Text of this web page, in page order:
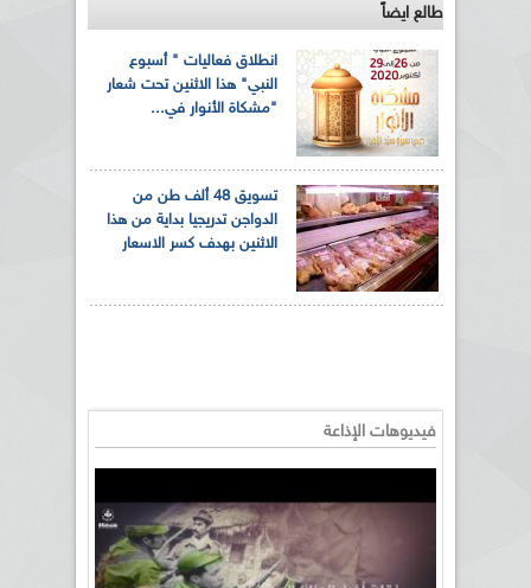
طالع ايضاً
انطلاق فعاليات " أسبوع
النبي" هذا الاثنين تحت شعار
"مشكاة الأنوار في...
تسويق 48 ألف طن من
الدواجن تدريجيا بداية من هذا
الاثنين بهدف كسر الاسعار
فيديوهات الإذاعة